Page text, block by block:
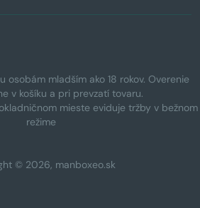
osobám mladším ako 18 rokov. Overenie
v košíku a pri prevzatí tovaru.
mieste eviduje tržby v bežnom
režime
© 2026, manboxeo.sk